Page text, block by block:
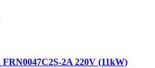
2A 220V (11kW)